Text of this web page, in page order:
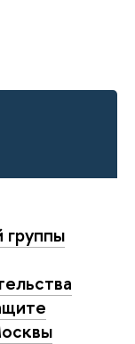
группы